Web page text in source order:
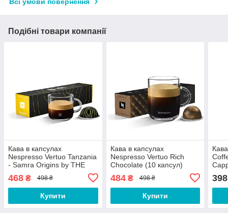
Всі умови повернення
Подібні товари компанії
Кава в капсулах
Nespresso Vertuo Tanzania
- Samra Origins by THE
468 ₴ 498 ₴
Купити
Кава в капсулах
Nespresso Vertuo Rich
Chocolate (10 капсул)
484₴ 498 ₴
Купити
398